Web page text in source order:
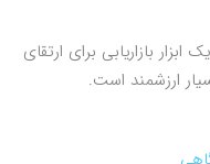
بازاریابی برای ارتقای
ارزشمند است.